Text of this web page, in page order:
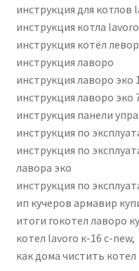
инструкция для котлов
инструкция котла lavoro
инструкция котёл
инструкция лаворо
инструкция лаворо эко
инструкция лаворо эко
инструкция панели
инструкция по
инструкция по
лавора эко
инструкция по
ип кучеров армавир
итоги гокотел лаворо
кoтeл lavоrо к-16 с-nеw,
как дома чистить